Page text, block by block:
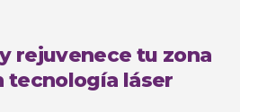
rejuvenece tu zona
tecnología láser